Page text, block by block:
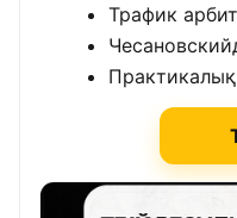
Трафик